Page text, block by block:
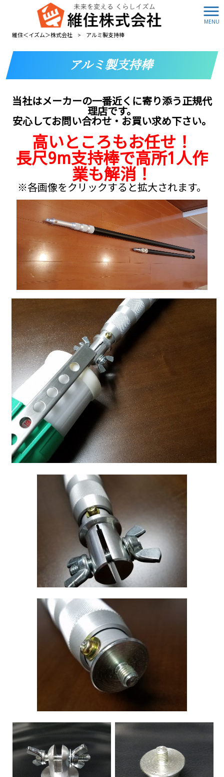
MENU
アルミ製支持棒
維住＜イズム＞株式会社 > アルミ製支持棒
アルミ製支持棒
当社はメーカーの一番近くに寄り添う正規代
理店です。
安心してお問い合わせ・お買い求め下さい。
高いところもお任せ！
長尺9m支持棒で高所1人作
業も解消！
※各画像をクリックすると拡大されます。